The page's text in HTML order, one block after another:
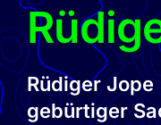
Rüdiger Jope
gebürtiger